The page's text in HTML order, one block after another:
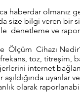
haberdar olmanız
size bilgi veren bir
denetleme ve
Ölçüm Cihazı
toz, titreşim,
internet
uyarılar
olarak